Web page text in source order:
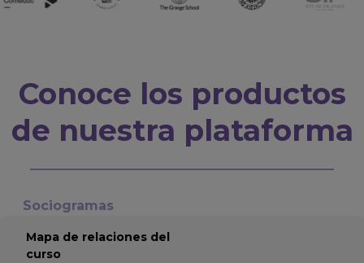
Conoce los productos
de nuestra plataforma
Sociogramas
Mapa de relaciones del
curso